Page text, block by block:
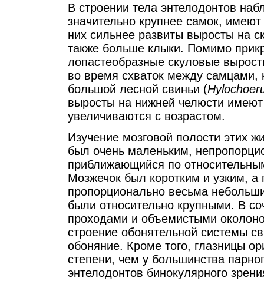
В строении тела энтелодонтов
значительно крупнее самок,
них сильнее развиты выросты на
также больше клыки. Помимо
лопастеобразные скуловые
во время схваток между
большой лесной свиньи (
выросты на нижней челюсти
увеличиваются с возрастом.
Изучение мозговой полости этих
был очень маленьким,
приближающийся по
Мозжечок был коротким и узким, а
пропорционально весьма
были относительно крупными. В
проходами и объемистыми
строение обонятельной системы
обоняние. Кроме того, глазницы
степени, чем у большинства
энтелодонтов бинокулярного